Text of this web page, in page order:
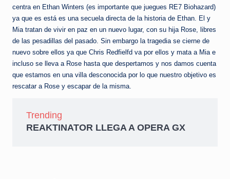
centra en Ethan Winters (es importante que juegues RE7 Biohazard)
ya que es está es una secuela directa de la historia de Ethan. El y
Mia tratan de vivir en paz en un nuevo lugar, con su hija Rose, libres
de las pesadillas del pasado. Sin embargo la tragedia se cierne de
nuevo sobre ellos ya que Chris Redfielfd va por ellos y mata a Mia e
incluso se lleva a Rose hasta que despertamos y nos damos cuenta
que estamos en una villa desconocida por lo que nuestro objetivo es
rescatar a Rose y escapar de la misma.
Trending
REAKTINATOR LLEGA A OPERA GX